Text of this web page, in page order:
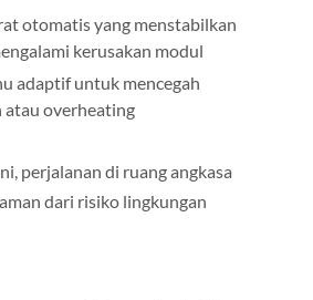
otomatis yang menstabilkan
kerusakan modul
adaptif untuk mencegah
atau overheating
perjalanan di ruang angkasa
dari risiko lingkungan